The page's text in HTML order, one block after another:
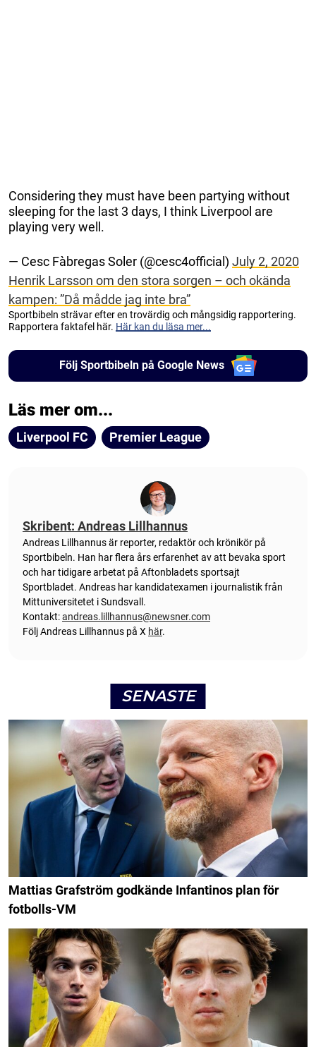
Considering they must have been partying without
sleeping for the last 3 days, I think Liverpool are
playing very well.
— Cesc Fàbregas Soler (@cesc4official) July 2, 2020
Henrik Larsson om den stora sorgen – och okända
kampen: ”Då mådde jag inte bra”
Sportbibeln strävar efter en trovärdig och mångsidig rapportering.
Rapportera faktafel här. Här kan du läsa mer...
Följ Sportbibeln på Google News
Läs mer om...
Liverpool FC Premier League
Skribent: Andreas Lillhannus
Andreas Lillhannus är reporter, redaktör och krönikör på
Sportbibeln. Han har flera års erfarenhet av att bevaka sport
och har tidigare arbetat på Aftonbladets sportsajt
Sportbladet. Andreas har kandidatexamen i journalistik från
Mittuniversitetet i Sundsvall.
Kontakt:andreas.lillhannus@newsner.com
Följ Andreas Lillhannus på X här.
SENASTE
Mattias Grafström godkände Infantinos plan för
fotbolls-VM